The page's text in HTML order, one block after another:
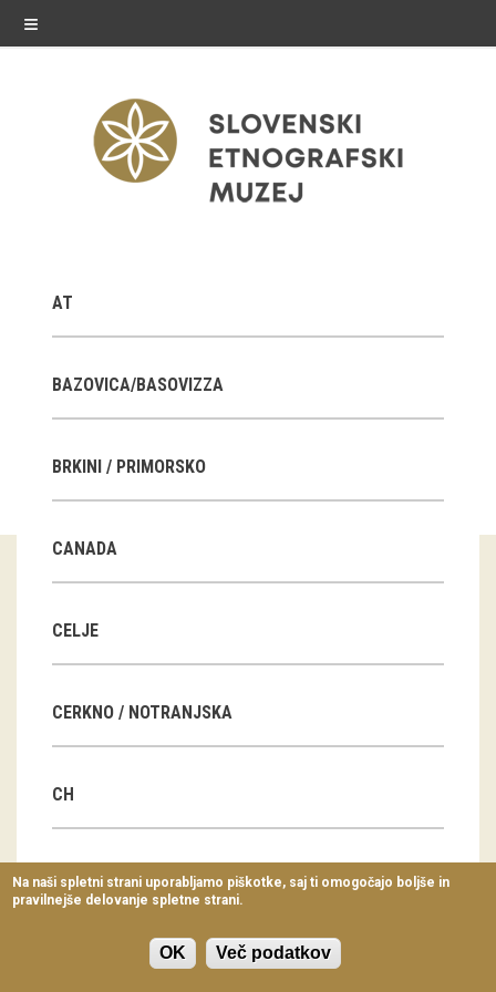
≡
Stalne razstave
Občasne razstave
E-razstave
Arhiv razstav
dogodki
Predavanja
Delavnice
Vodeni ogledi
AT
BAZOVICA/BASOVIZZA
BRKINI / PRIMORSKO
CANADA
CELJE
CERKNO / NOTRANJSKA
CH
CN
Na naši spletni strani uporabljamo piškotke, saj ti omogočajo boljše in
pravilnejše delovanje spletne strani.
OK Več podatkov